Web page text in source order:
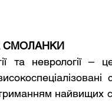
СМОЛАНКИ
та неврології
найвищих